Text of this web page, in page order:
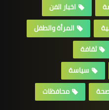
اخبار الفن
المرأة والطفل
ثقافة
سياسة
محافظات